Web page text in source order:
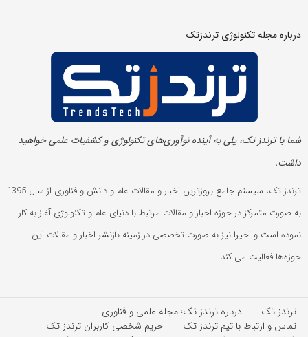
درباره مجله تکنولوژی ترندزتک
شما با ترندز تک، پلی به آینده‌ نوآوری‌های تکنولوژی و کشفیات علمی خواهید
داشت.
ترندز تک، سیستم جامع بروزترین اخبار و مقالات علم و دانش و فناوری از سال 1395
به صورت متمرکز در حوزه اخبار و مقالات مرتبط با دنیای علم و تکنولوژی آغاز به کار
نموده است و اخیرا نیز به صورت تخصصی در زمینه بازنشر اخبار و مقالات این
حوزه‌ها فعالیت می کند.
ترندز تک
درباره ترندز تک؛ مجله علمی و فناوری
تماس و ارتباط با تیم ترندز تک
حریم شخصی کاربران ترندز تک